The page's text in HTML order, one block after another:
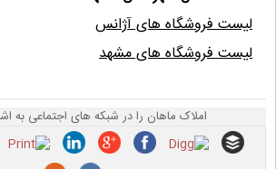
لیست فروشگاه های آژانس
لیست فروشگاه های مشهد
املاک ماهان را در شبکه های اجتماعی به